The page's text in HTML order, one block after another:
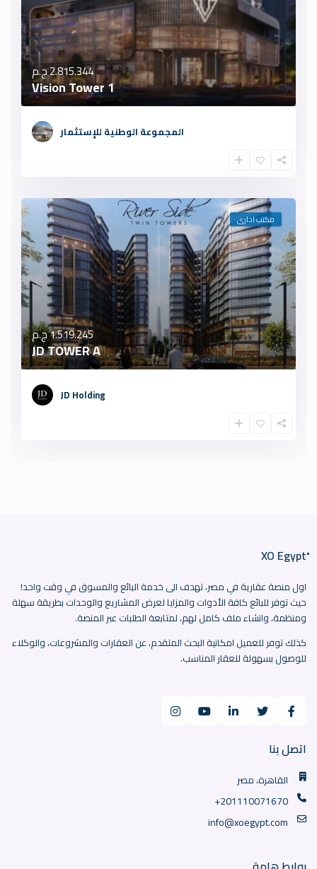
2.815.344 ج.م
Vision Tower 1
المجموعة الوطنية للإستثمار
مكتب ادارى
1.519.245 ج.م
JD TOWER A
JD Holding
اول منصة عقارية في مصر، تهدف الى خدمة البائع والمسوق في وقت واحد!
حيث توفر للبائع كافة الأدوات والمزايا لعرض المشاريع والوحدات بطريقة سهلة
ومنظمة، وانشاء ملف كامل لهم، لمتابعة الطلبات عبر المنصة.
كذلك توفر للعميل امكانية البحث المتقدم، عن العقارات والمشروعات، والوكلاء
للوصول بسهولة للعقار المناسب.
اتصل بنا
القاهرة، مصر
+201110071670
info@xoegypt.com